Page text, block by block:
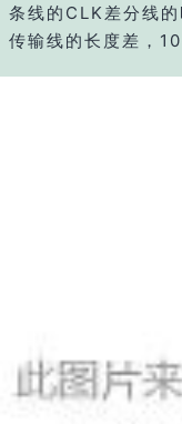
条线的CLK差分线
传输线的长度差，